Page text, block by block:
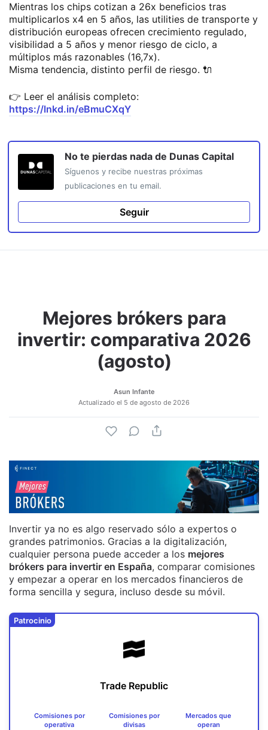
Mientras los chips cotizan a 26x beneficios tras
multiplicarlos x4 en 5 años, las utilities de transporte y
distribución europeas ofrecen crecimiento regulado,
visibilidad a 5 años y menor riesgo de ciclo, a
múltiplos más razonables (16,7x).
Misma tendencia, distinto perfil de riesgo. 🔌
👉 Leer el análisis completo:
https://lnkd.in/eBmuCXqY
No te pierdas nada de Dunas Capital
Síguenos y recibe nuestras próximas
publicaciones en tu email.
Seguir
Mejores brókers para
invertir: comparativa 2026
(agosto)
Asun Infante
Actualizado el 5 de agosto de 2026
Invertir ya no es algo reservado sólo a expertos o
grandes patrimonios. Gracias a la digitalización,
cualquier persona puede acceder a los mejores
brókers para invertir en España, comparar comisiones
y empezar a operar en los mercados financieros de
forma sencilla y segura, incluso desde su móvil.
Patrocinio
Trade Republic
Comisiones por
operativa
Comisiones por
divisas
Mercados que
operan